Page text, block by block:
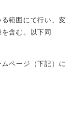
範囲にて行い、変
含む。以下同
ページ（下記）に